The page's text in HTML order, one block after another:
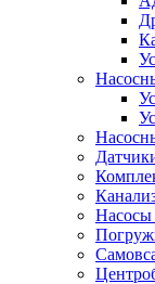
Насосы